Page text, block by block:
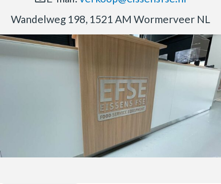
Wandelweg 198, 1521 AM Wormerveer NL